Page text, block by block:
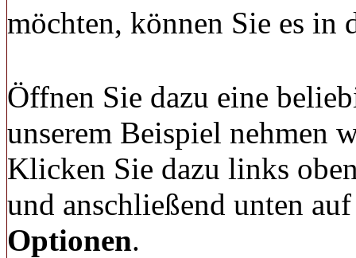
möchten, können Sie es in
Öffnen Sie dazu eine
unserem Beispiel nehmen
Klicken Sie dazu links
und anschließend unten
Optionen.